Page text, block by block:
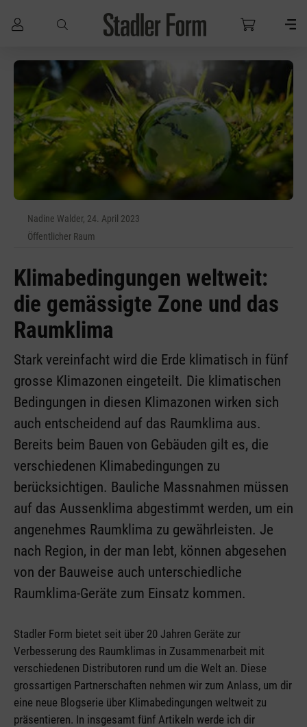
Zum Hauptinhalt springen
Nadine Walder, 24. April 2023
Öffentlicher Raum
Klimabedingungen weltweit:
die gemässigte Zone und das
Raumklima
Stark vereinfacht wird die Erde klimatisch in fünf
grosse Klimazonen eingeteilt. Die klimatischen
Bedingungen in diesen Klimazonen wirken sich
auch entscheidend auf das Raumklima aus.
Bereits beim Bauen von Gebäuden gilt es, die
verschiedenen Klimabedingungen zu
berücksichtigen. Bauliche Massnahmen müssen
auf das Aussenklima abgestimmt werden, um ein
angenehmes Raumklima zu gewährleisten. Je
nach Region, in der man lebt, können abgesehen
von der Bauweise auch unterschiedliche
Raumklima-Geräte zum Einsatz kommen.
Stadler Form bietet seit über 20 Jahren Geräte zur
Verbesserung des Raumklimas in Zusammenarbeit mit
verschiedenen Distributoren rund um die Welt an. Diese
grossartigen Partnerschaften nehmen wir zum Anlass, um dir
eine neue Blogserie über Klimabedingungen weltweit zu
präsentieren. In insgesamt fünf Artikeln werde ich dir